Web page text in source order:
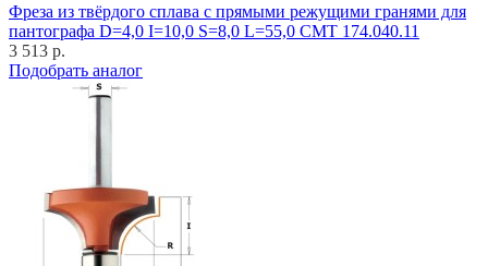
Фреза из твёрдого сплава с прямыми режущими гранями для
пантографа D=4,0 I=10,0 S=8,0 L=55,0 CMT 174.040.11
3 513 р.
Подобрать аналог